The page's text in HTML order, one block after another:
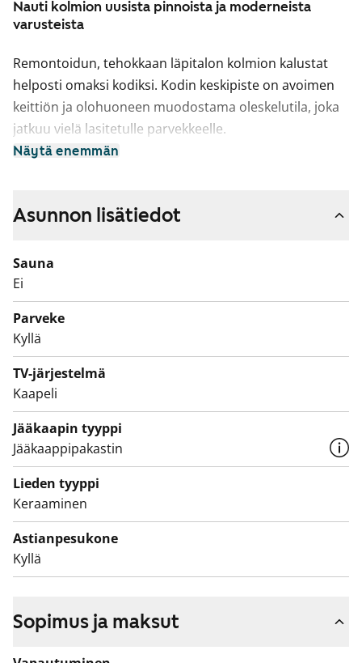
Nauti kolmion uusista pinnoista ja moderneista
varusteista
Remontoidun, tehokkaan läpitalon kolmion kalustat
helposti omaksi kodiksi. Kodin keskipiste on avoimen
keittiön ja olohuoneen muodostama oleskelutila, joka
jatkuu vielä lasitetulle parvekkeelle.
Pintamateriaalit ovat vaaleita ja pelkistetyn
seinät on maalattu valkoisiksi. Linjakkaat
ja työtaso ovat harmaata laminaattia. Varustukseen
korkea jääkaappi sekä pakastin. Kodinkoneet ovat
valkoisia.
Kylpyhuoneessa on valkoiset SATOn Kide-malliston
kalusteet. Seinät ovat valkoista laattaa ja lattia on
harmaa. Tilassa on varaus pesutornille.
Makuuhuoneissa on mukavasti kaappitilaa
vaatesäilytykselle.
Tervetuloa tutustumaan paikan päälle!
Näytä enemmän
Asunnon lisätiedot
Sauna
Ei
Parveke
Kyllä
TV-järjestelmä
Kaapeli
Jääkaapin tyyppi
Jääkaappipakastin
Lieden tyyppi
Keraaminen
Astianpesukone
Kyllä
Sopimus ja maksut